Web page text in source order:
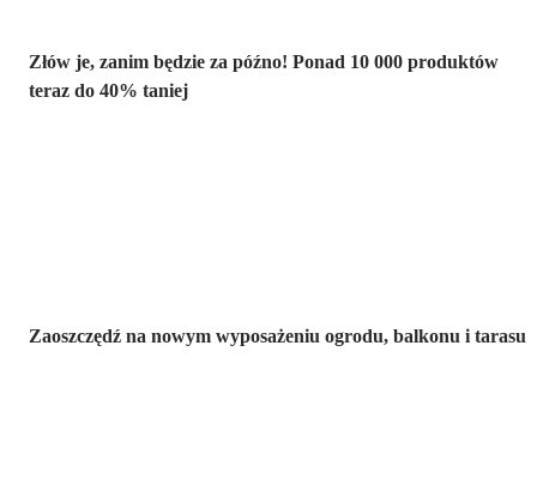
Złów je, zanim będzie za późno! Ponad 10 000 produktów
teraz do 40% taniej
Zaoszczędź na nowym wyposażeniu ogrodu, balkonu i tarasu